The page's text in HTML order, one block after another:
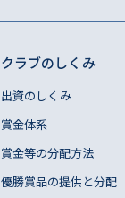
クラブのしくみ
出資のしくみ
賞金体系
賞金等の分配方法
優勝賞品の提供と分配